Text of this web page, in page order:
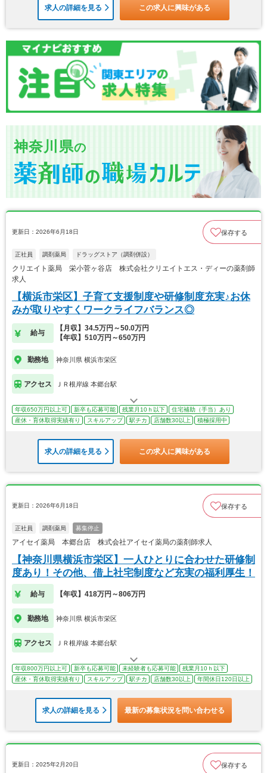
求人の詳細を見る この求人に興味がある
神奈川県の
更新日：2026年6月18日 保存する
正社員 調剤薬局 ドラッグストア（調剤併設）
クリエイト薬局 栄小菅ヶ谷店 株式会社クリエイトエス・ディーの薬剤師
求人
【横浜市栄区】子育て支援制度や研修制度充実♪お休
みが取りやすくワークライフバランス◎
給与
【月収】34.5万円～50.0万円
【年収】510万円～650万円
勤務地 神奈川県 横浜市栄区
アクセス ＪＲ根岸線 本郷台駅
年収650万円以上可 新卒も応募可能 残業月10ｈ以下
住宅補助（手当）あり
産休・育休取得実績有り
スキルアップ 駅チカ 店舗数30以上 積極採用中
求人の詳細を見る この求人に興味がある
更新日：2026年6月18日 保存する
正社員 調剤薬局 募集停止
アイセイ薬局 本郷台店 株式会社アイセイ薬局の薬剤師求人
【神奈川県横浜市栄区】一人ひとりに合わせた研修制
度あり！その他、借上社宅制度など充実の福利厚生！
給与 【年収】418万円～806万円
勤務地 神奈川県 横浜市栄区
アクセス ＪＲ根岸線 本郷台駅
年収800万円以上可 新卒も応募可能 未経験者も応募可能
残業月10ｈ以下
産休・育休取得実績有り
スキルアップ 駅チカ 店舗数30以上 年間休日120日以上
求人の詳細を見る 最新の募集状況を問い合わせる
更新日：2025年2月20日 保存する